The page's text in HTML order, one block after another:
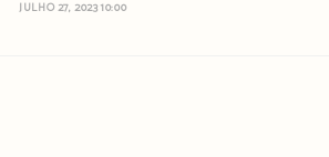
JULHO 27, 2023 10:00